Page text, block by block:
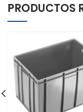
PRODUCTOS